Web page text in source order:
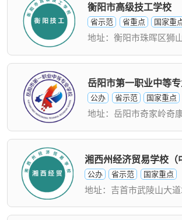
衡阳市高级技工学校
省示范 省重点 国家重
地址：衡阳市珠晖区狮
岳阳市第一职业中等
公办 省示范 国家重点
地址：岳阳市奇家岭奇
湘西州经济贸易学校（
公办 省示范 国家重点